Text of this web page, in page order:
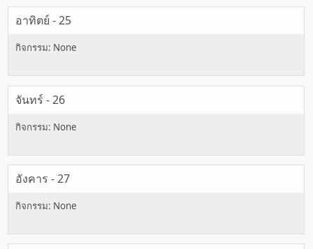
อาทิตย์ - 25
จันทร์ - 26
อังคาร - 27